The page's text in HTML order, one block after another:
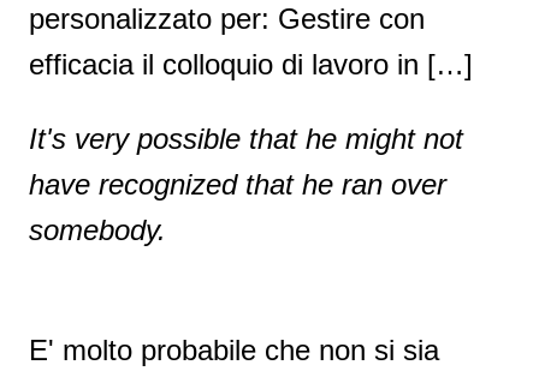
personalizzato per: Gestire con
efficacia il colloquio di lavoro in […]
It's very possible that he might not
have recognized that he ran over
somebody.
E' molto probabile che non si sia